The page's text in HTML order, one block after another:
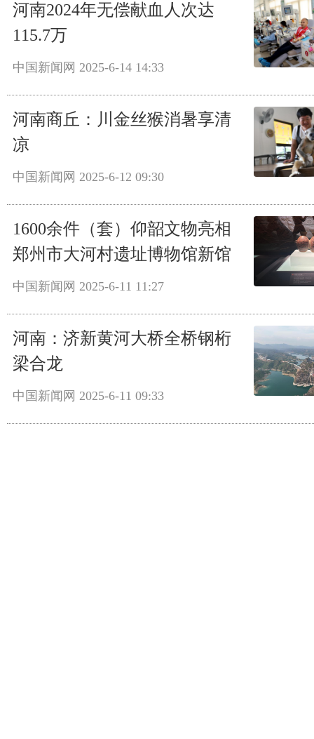
河南2024年无偿献血人次达
115.7万
中国新闻网 2025-6-14 14:33
河南商丘：川金丝猴消暑享清
凉
中国新闻网 2025-6-12 09:30
1600余件（套）仰韶文物亮相
郑州市大河村遗址博物馆新馆
中国新闻网 2025-6-11 11:27
河南：济新黄河大桥全桥钢桁
梁合龙
中国新闻网 2025-6-11 09:33